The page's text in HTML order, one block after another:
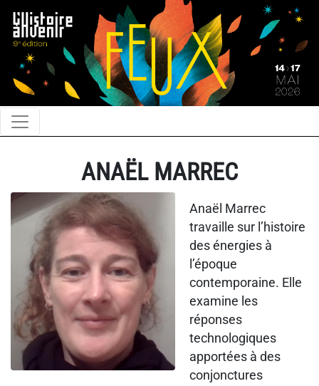
ANAËL MARREC
Anaël Marrec
travaille sur l’histoire
des énergies à
l’époque
contemporaine. Elle
examine les
réponses
technologiques
apportées à des
conjonctures